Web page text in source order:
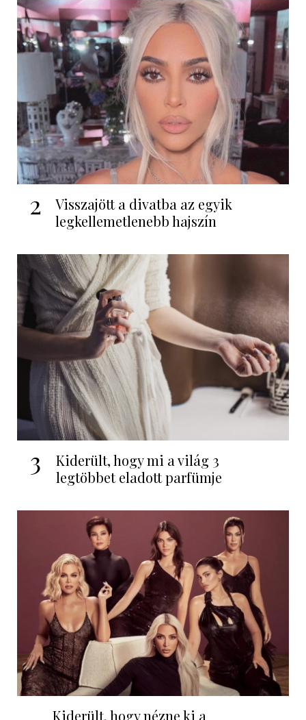
2
Visszajött a divatba az egyik
legkellemetlenebb hajszín
3
Kiderült, hogy mi a világ 3
legtöbbet eladott parfümje
Kiderült, hogy nézne ki a